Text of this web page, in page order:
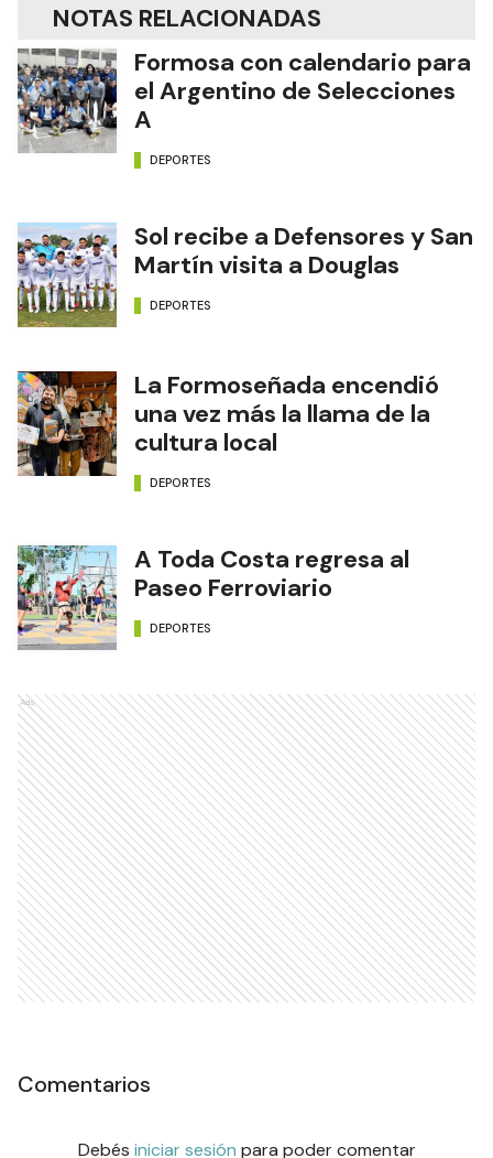
NOTAS RELACIONADAS
Formosa con calendario para
el Argentino de Selecciones
A
DEPORTES
Sol recibe a Defensores y San
Martín visita a Douglas
DEPORTES
La Formoseñada encendió
una vez más la llama de la
cultura local
DEPORTES
A Toda Costa regresa al
Paseo Ferroviario
DEPORTES
Ads
Comentarios
Debés iniciar sesión para poder comentar